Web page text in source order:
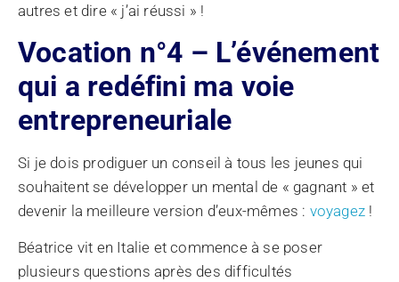
autres et dire « j’ai réussi » !
Vocation n°4 – L’événement
qui a redéfini ma voie
entrepreneuriale
Si je dois prodiguer un conseil à tous les jeunes qui
souhaitent se développer un mental de « gagnant » et
devenir la meilleure version d’eux-mêmes : voyagez !
Béatrice vit en Italie et commence à se poser
plusieurs questions après des difficultés